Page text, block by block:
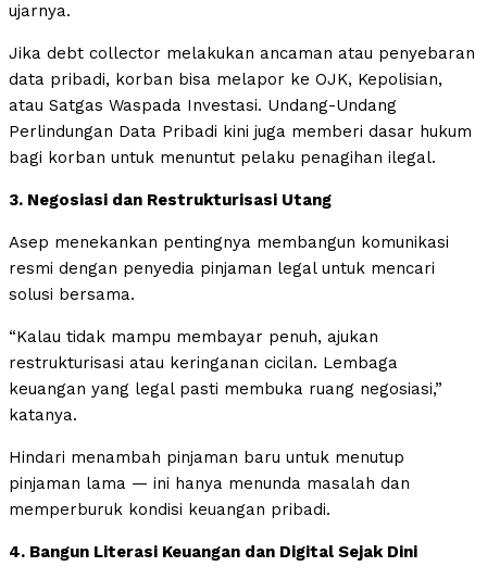
ujarnya.
Jika debt collector melakukan ancaman atau penyebaran
data pribadi, korban bisa melapor ke OJK, Kepolisian,
atau Satgas Waspada Investasi. Undang-Undang
Perlindungan Data Pribadi kini juga memberi dasar hukum
bagi korban untuk menuntut pelaku penagihan ilegal.
3. Negosiasi dan Restrukturisasi Utang
Asep menekankan pentingnya membangun komunikasi
resmi dengan penyedia pinjaman legal untuk mencari
solusi bersama.
“Kalau tidak mampu membayar penuh, ajukan
restrukturisasi atau keringanan cicilan. Lembaga
keuangan yang legal pasti membuka ruang negosiasi,”
katanya.
Hindari menambah pinjaman baru untuk menutup
pinjaman lama — ini hanya menunda masalah dan
memperburuk kondisi keuangan pribadi.
4. Bangun Literasi Keuangan dan Digital Sejak Dini